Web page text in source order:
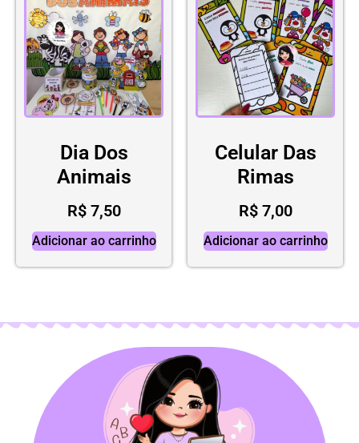
Dia Dos
Animais
R$7,50
Adicionar ao carrinho
Celular Das
Rimas
R$7,00
Adicionar ao carrinho